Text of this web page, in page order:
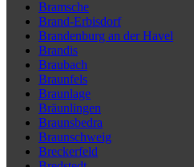
Bramsche
Brand-Erbisdorf
Brandenburg an der Havel
Brandis
Braubach
Braunfels
Braunlage
Bräunlingen
Braunsbedra
Braunschweig
Breckerfeld